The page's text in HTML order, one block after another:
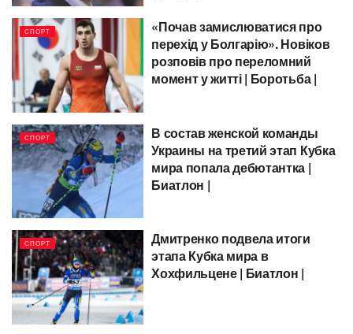
СПОРТ
«Почав замислюватися про
перехід у Болгарію». Новіков
розповів про переломний
момент у житті | Боротьба |
СПОРТ
В состав женской команды
Украины на третий этап Кубка
мира попала дебютантка |
Биатлон |
СПОРТ
Дмитренко подвела итоги
этапа Кубка мира в
Хохфильцене | Биатлон |